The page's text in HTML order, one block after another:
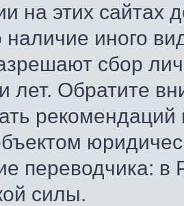
на этих сайтах
иного
сбор
лет. Обратите
переводчика: в
силы.